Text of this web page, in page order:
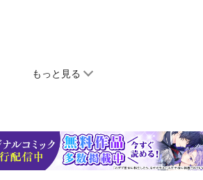
もっと見る